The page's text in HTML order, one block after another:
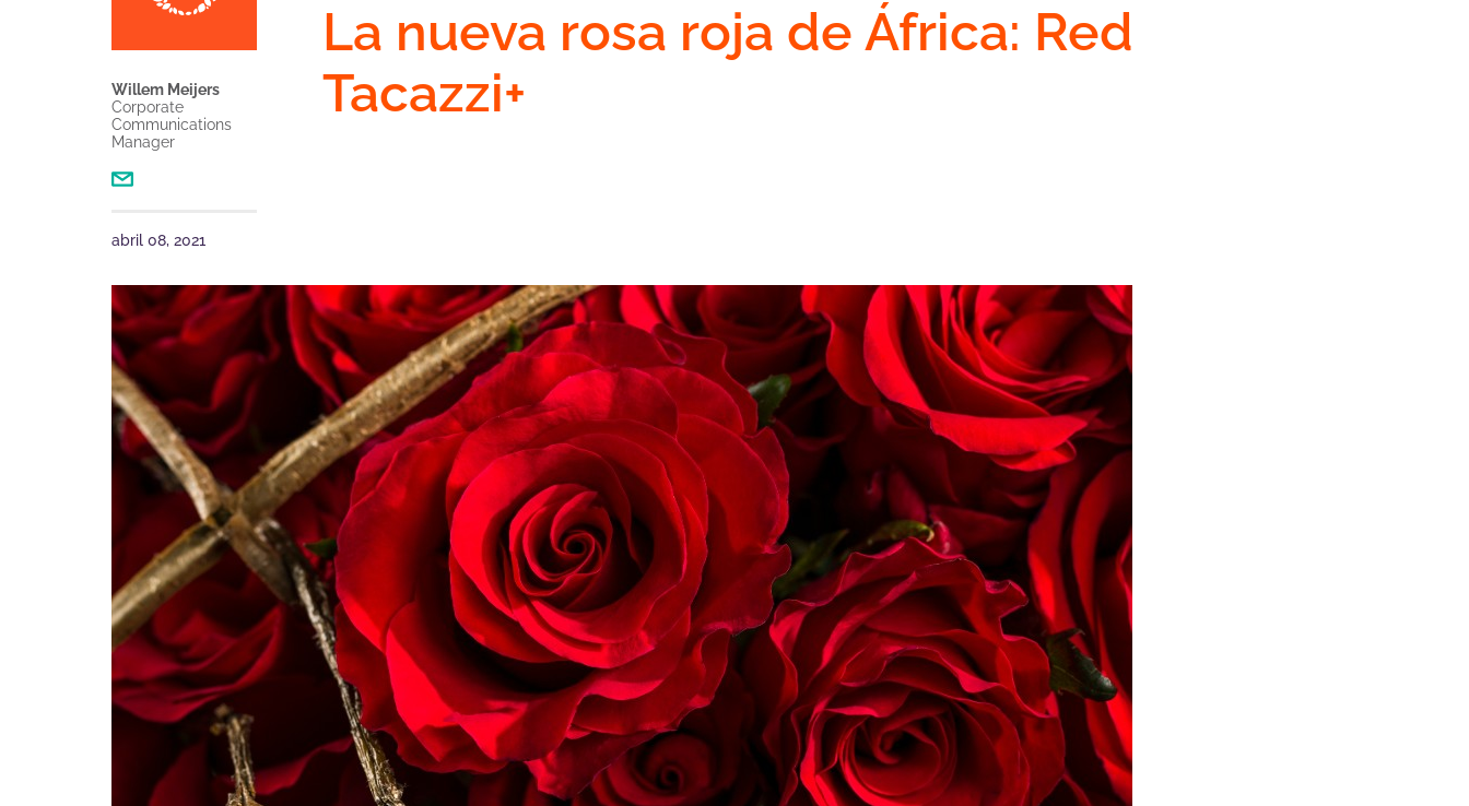
Willem Meijers
Corporate
Communications
Manager
abril 08, 2021
La nueva rosa roja de África: Red
Tacazzi+